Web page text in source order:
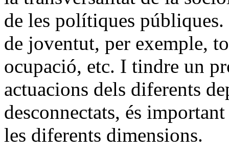
de les polítiques
de joventut, per exemple,
ocupació, etc. I tindre un
actuacions dels diferents
desconnectats, és
les diferents dimensions.